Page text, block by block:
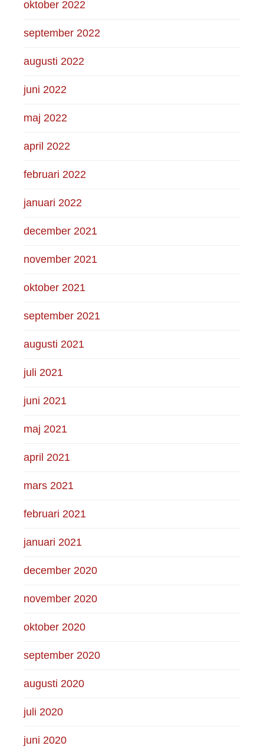
oktober 2022
september 2022
augusti 2022
juni 2022
maj 2022
april 2022
februari 2022
januari 2022
december 2021
november 2021
oktober 2021
september 2021
augusti 2021
juli 2021
juni 2021
maj 2021
april 2021
mars 2021
februari 2021
januari 2021
december 2020
november 2020
oktober 2020
september 2020
augusti 2020
juli 2020
juni 2020